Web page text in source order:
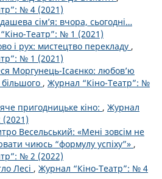
№ 4 (2021)
сім’я: вчора, сьогодні…
Театр”: № 1 (2021)
і рух: мистецтво перекладу ,
№ 1 (2021)
Моргунець-Ісаєнко: любов’ю
, Журнал “Кіно-Театр”: №
пригодницьке кіно: , Журнал
(2021)
Весельський: «Мені зовсім не
чиюсь “формулу успіху”» ,
№ 2 (2022)
Лесі , Журнал “Кіно-Театр”: № 4